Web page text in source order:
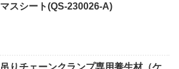
マスシート(QS-230026-A)
吊りチェーンクランプ専用養生材（ケ